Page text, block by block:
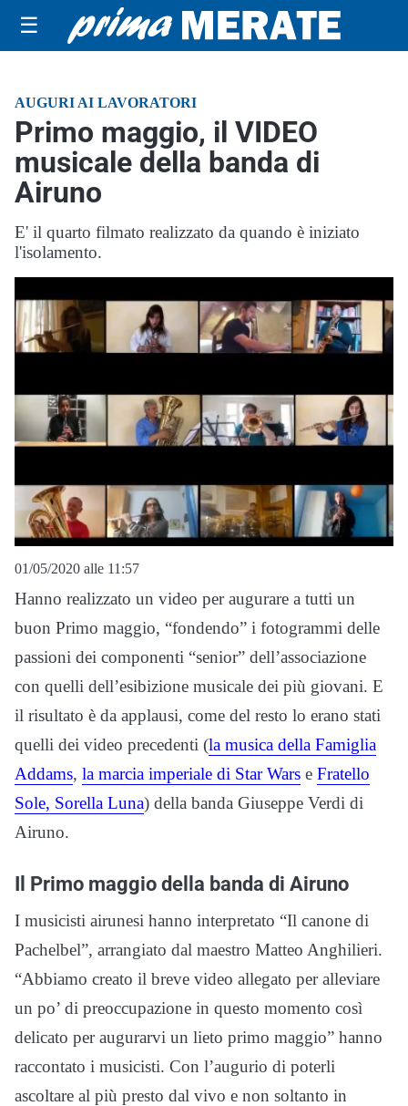
☰
AUGURI AI LAVORATORI
Primo maggio, il VIDEO
musicale della banda di
Airuno
E' il quarto filmato realizzato da quando è iniziato
l'isolamento.
01/05/2020 alle 11:57
Hanno realizzato un video per augurare a tutti un
buon Primo maggio, “fondendo” i fotogrammi delle
passioni dei componenti “senior” dell’associazione
con quelli dell’esibizione musicale dei più giovani. E
il risultato è da applausi, come del resto lo erano stati
quelli dei video precedenti (la musica della Famiglia
Addams, la marcia imperiale di Star Wars e Fratello
Sole, Sorella Luna) della banda Giuseppe Verdi di
Airuno.
Il Primo maggio della banda di Airuno
I musicisti airunesi hanno interpretato “Il canone di
Pachelbel”, arrangiato dal maestro Matteo Anghilieri.
“Abbiamo creato il breve video allegato per alleviare
un po’ di preoccupazione in questo momento così
delicato per augurarvi un lieto primo maggio” hanno
raccontato i musicisti. Con l’augurio di poterli
ascoltare al più presto dal vivo e non soltanto in